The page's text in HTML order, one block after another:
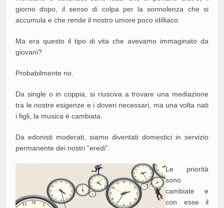
giorno dopo, il senso di colpa per la sonnolenza che si
accumula e che rende il nostro umore poco idilliaco.
Ma era questo il tipo di vita che avevamo immaginato da
giovani?
Probabilmente no.
Da single o in coppia, si riusciva a trovare una mediazione
tra le nostre esigenze e i doveri necessari, ma una volta nati
i figli, la musica è cambiata.
Da edonisti moderati, siamo diventati domestici in servizio
permanente dei nostri “eredi”.
Le priorità
sono
cambiate e
con esse il